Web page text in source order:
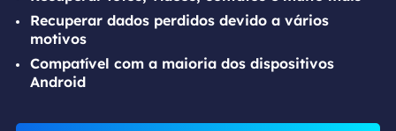
Recuperar dados perdidos devido a vários
motivos
Compatível com a maioria dos dispositivos
Android